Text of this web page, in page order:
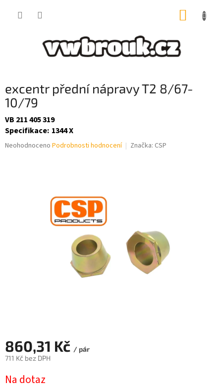
excentr přední nápravy T2 8/67-
10/79
VB 211 405 319
Specifikace: 1344 X
Průměrné
Neohodnoceno Podrobnosti hodnocení Značka: CSP
860,31 Kč / pár
711 Kč bez DPH
cena:
Na dotaz